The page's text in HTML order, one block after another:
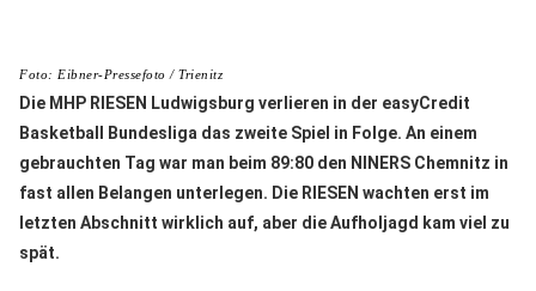
Foto: Eibner-Pressefoto / Trienitz
Die MHP RIESEN Ludwigsburg verlieren in der easyCredit
Basketball Bundesliga das zweite Spiel in Folge. An einem
gebrauchten Tag war man beim 89:80 den NINERS Chemnitz in
fast allen Belangen unterlegen. Die RIESEN wachten erst im
letzten Abschnitt wirklich auf, aber die Aufholjagd kam viel zu
spät.